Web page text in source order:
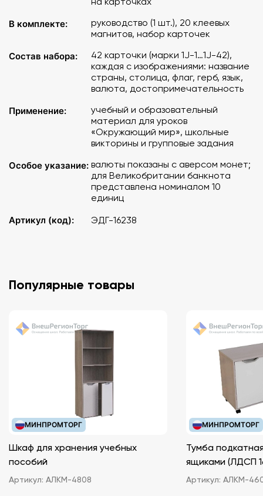
(для Великобритании – 10 единиц). Валюта Франции и
Германии одинаковая (евро), но монеты различаются
В комплекте:
руководство (1 шт.), 20 клеевых
магнитов, набор карточек
Состав набора:
42 карточки (марки 1J-1…1J-42),
каждая с изображениями: название
страны, столица, флаг, герб, язык,
валюта, достопримечательность
Применение:
учебный и образовательный
материал для уроков
«Окружающий мир», школьные
викторины и групповые задания
Особое указание: валюты показаны с аверсом монет;
для Великобритании банкнота
представлена номиналом 10
единиц
Артикул (код):
ЭДГ-16238
Популярные товары
МИНПРОМТОРГ
Шкаф для хранения учебных
пособий
Артикул: АЛКМ-4808
МИНПРОМТОРГ
Тумба
ящиками
Артикул: АЛКМ-